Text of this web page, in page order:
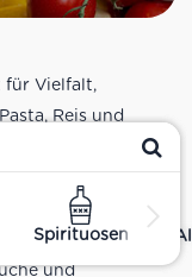
Spirituosen
Vielfalt,
Reis und
und
aus
Produkte
Sortiments
und